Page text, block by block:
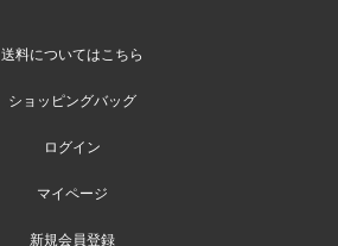
送料についてはこちら
ショッピングバッグ
ログイン
マイページ
新規会員登録